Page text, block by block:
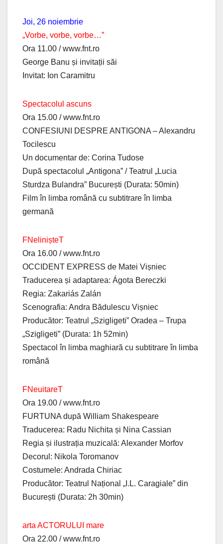
Joi, 26 noiembrie
„Vorbe, vorbe, vorbe…”
Ora 11.00 / www.fnt.ro
George Banu și invitații săi
Invitat: Ion Caramitru
Spectacolul ascuns
Ora 15.00 / www.fnt.ro
CONFESIUNI DESPRE ANTIGONA – Alexandru
Tocilescu
Un documentar de: Corina Tudose
După spectacolul „Antigona” / Teatrul „Lucia
Sturdza Bulandra” București (Durata: 50min)
Film în limba română cu subtitrare în limba
germană
FNelinișteT
Ora 16.00 / www.fnt.ro
OCCIDENT EXPRESS de Matei Vișniec
Traducerea și adaptarea: Ágota Bereczki
Regia: Zakariás Zalán
Scenografia: Andra Bădulescu Vișniec
Producător: Teatrul „Szigligeti” Oradea – Trupa
„Szigligeti” (Durata: 1h 52min)
Spectacol în limba maghiară cu subtitrare în limba
română
FNeuitareT
Ora 19.00 / www.fnt.ro
FURTUNA după William Shakespeare
Traducerea: Radu Nichita și Nina Cassian
Regia și ilustrația muzicală: Alexander Morfov
Decorul: Nikola Toromanov
Costumele: Andrada Chiriac
Producător: Teatrul Național „I.L. Caragiale” din
București (Durata: 2h 30min)
arta ACTORULUI mare
Ora 22.00 / www.fnt.ro